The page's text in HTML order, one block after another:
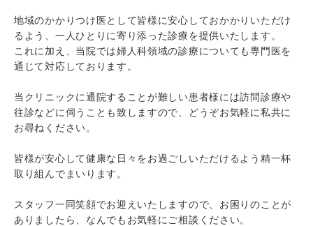
地域のかかりつけ医として皆様に安心しておかかりいただけ
るよう、一人ひとりに寄り添った診療を提供いたします。
これに加え、当院では婦人科領域の診療についても専門医を
通じて対応しております。
当クリニックに通院することが難しい患者様には訪問診療や
往診などに伺うことも致しますので、どうぞお気軽に私共に
お尋ねください。
皆様が安心して健康な日々をお過ごしいただけるよう精一杯
取り組んでまいります。
スタッフ一同笑顔でお迎えいたしますので、お困りのことが
ありましたら、なんでもお気軽にご相談ください。